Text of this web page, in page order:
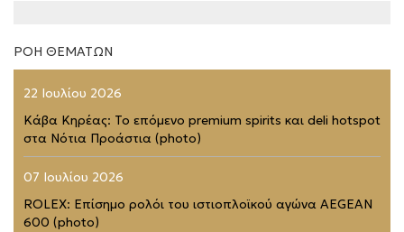
ΡΟΗ ΘΕΜΑΤΩΝ
22 Ιουλίου 2026
Κάβα Κηρέας: Το επόμενο premium spirits και deli hotspot
στα Νότια Προάστια (photo)
07 Ιουλίου 2026
ROLEX: Επίσημο ρολόι του ιστιοπλοϊκού αγώνα AEGEAN
600 (photo)